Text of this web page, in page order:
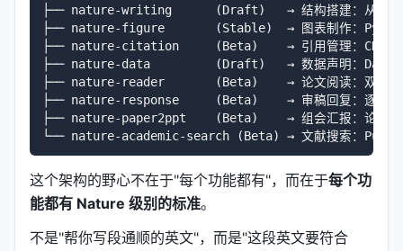
├── nature-writing      (Draft)   → 结构搭建：从
├── nature-figure       (Stable)  → 图表制作：Python/
├── nature-citation     (Beta)    → 引用管理：CNS 级
├── nature-data         (Draft)   → 数据声明：Data
├── nature-reader       (Beta)    → 论文阅读：双语
├── nature-response     (Beta)    → 审稿回复：逐条审
├── nature-paper2ppt    (Beta)    → 组会汇报：论文转
这个架构的野心不在于"每个功能都有"，而在于每个功
能都有 Nature 级别的标准。
不是"帮你写段通顺的英文"，而是"这段英文要符合